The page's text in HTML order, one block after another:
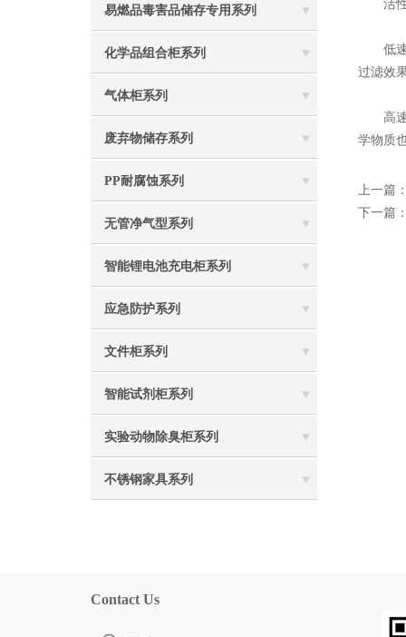
易燃品毒害品储存专用系列
化学品组合柜系列
气体柜系列
废弃物储存系列
PP耐腐蚀系列
无管净气型系列
智能锂电池充电柜系列
应急防护系列
文件柜系列
智能试剂柜系列
实验动物除臭柜系列
不锈钢家具系列
活性
低速-
过滤效
高速
学物质
上一篇
下一篇
Contact Us